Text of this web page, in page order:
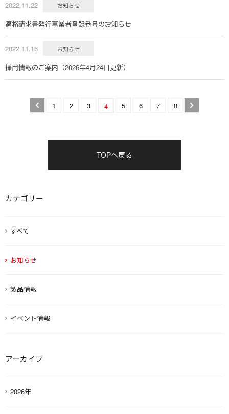
カテゴリー
すべて
お知らせ
製品情報
イベント情報
アーカイブ
2026年
2022.11.22 お知らせ
適格請求書発行事業者登録番号のお知らせ
2022.11.16 お知らせ
採用情報のご案内（2026年4月24日更新）
1 2 3 4 5 6 7 8
TOPへ戻る